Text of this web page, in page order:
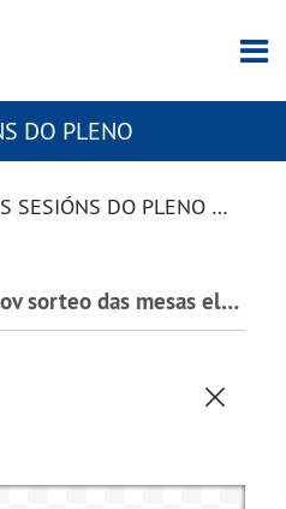
DO PLENO
ACTAS DE ACORDOS DAS SESIÓNS DO PLENO DA CORPORACIÓN
2015 pleno n18 21 nov sorteo das mesas electorais.pdf